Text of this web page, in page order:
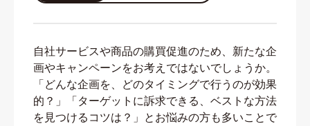
自社サービスや商品の購買促進のため、新たな企
画やキャンペーンをお考えではないでしょうか。
「どんな企画を、どのタイミングで行うのが効果
的？」「ターゲットに訴求できる、ベストな方法
を見つけるコツは？」とお悩みの方も多いことで